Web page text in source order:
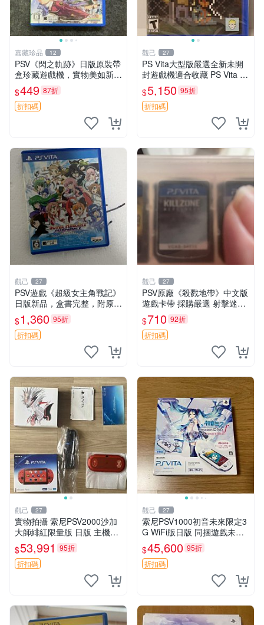
嘉藏珍品 12
PSV《閃之軌跡》日版原裝帶
盒珍藏遊戲機，實物美如新，
嚴選推薦 閃之軌跡 日版 PSV
原裝帶盒
$449 87折
折扣碼
觀己 27
PS Vita大型版嚴選全新未開
封遊戲機適合收藏 PS Vita 新
型號 家用遊戲機 直營店優選
$5,150 95折
折扣碼
觀己 27
PSV遊戲《超級女主角戰記》
日版新品，盒書完整，附原裝
包裝，玩樂典藏款，成就全開
任你挑戰 超級女主角戰記 PS
V 游戲 日版 成就全開 DLC 全
$1,360 95折
折扣碼
觀己 27
PSV原廠《殺戮地帶》中文版
遊戲卡帶 採購嚴選 射擊迷必
備 成色尚佳 插入即玩 殺戮地
帶 PSV 射擊 游戲
$710 92折
折扣碼
觀己 27
實物拍攝 索尼PSV2000沙加
大師緋紅限量版 日版 主機全
配齊 收藏級 電腦遊戲掌機 帶
盒說明書 全新未修 正規對碼
沙加大作
$53,991 95折
折扣碼
觀己 27
索尼PSV1000初音未來限定3
G WiFi版日版 同捆遊戲未拆
封 貼紙新 成色美 品相佳 PSV
網路遊戲 iphonetype
$45,600 95折
折扣碼